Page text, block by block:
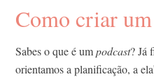
Como criar
Sabes o que é umpodcast? Já
orientamos a planificação, a